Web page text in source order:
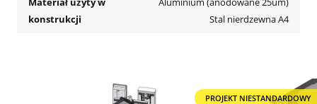
konstrukcji
Stal nierdzewna A4
PROJEKT NIESTANDARDOWY